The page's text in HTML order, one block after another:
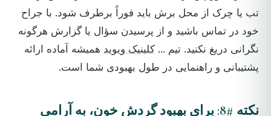
تب یا چرک از محل برش باید فوراً برطرف شود. با جراح
خود در تماس باشید و از پرسیدن سؤال یا گزارش هرگونه
نگرانی دریغ نکنید. تیم ... کلینیک ویوید همیشه آماده ارائه
پشتیبانی و راهنمایی در طول بهبودی شما است.
نکته #8: برای بهبود گردش خون، به آرامی